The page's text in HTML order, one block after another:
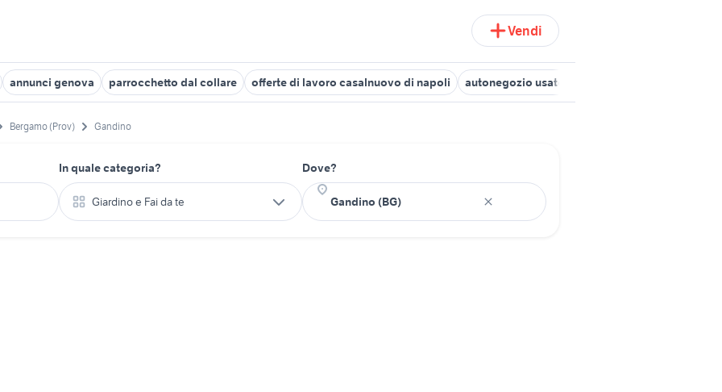
Vendi
annunci genova parrocchetto dal collare offerte di lavoro casalnuovo di napoli autonegozio usato patente b
Bergamo (Prov) Gandino
In quale categoria?
Giardino e Fai da te
Dove?